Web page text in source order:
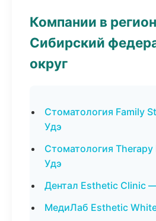
Компании в
Сибирский
округ
Стоматология Family
Удэ
Стоматология
Удэ
Дентал Esthetic Clinic
МедиЛаб Esthetic